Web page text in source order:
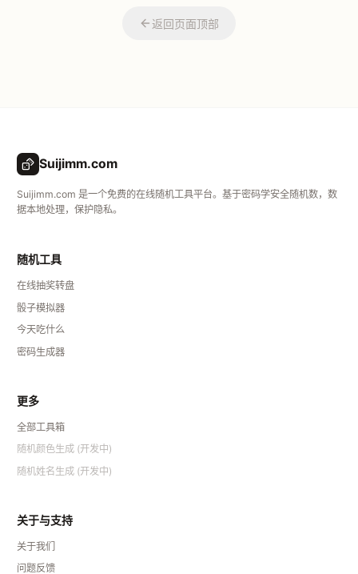
返回页面顶部
Suijimm.com
Suijimm.com 是一个免费的在线随机工具平台。基于密码学安全随机数，数
据本地处理，保护隐私。
随机工具
在线抽奖转盘
骰子模拟器
今天吃什么
密码生成器
更多
全部工具箱
随机颜色生成 (开发中)
随机姓名生成 (开发中)
关于与支持
关于我们
问题反馈